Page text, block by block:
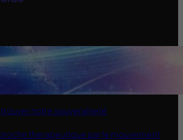
notre souveraineté
therapeutique par le mouvement